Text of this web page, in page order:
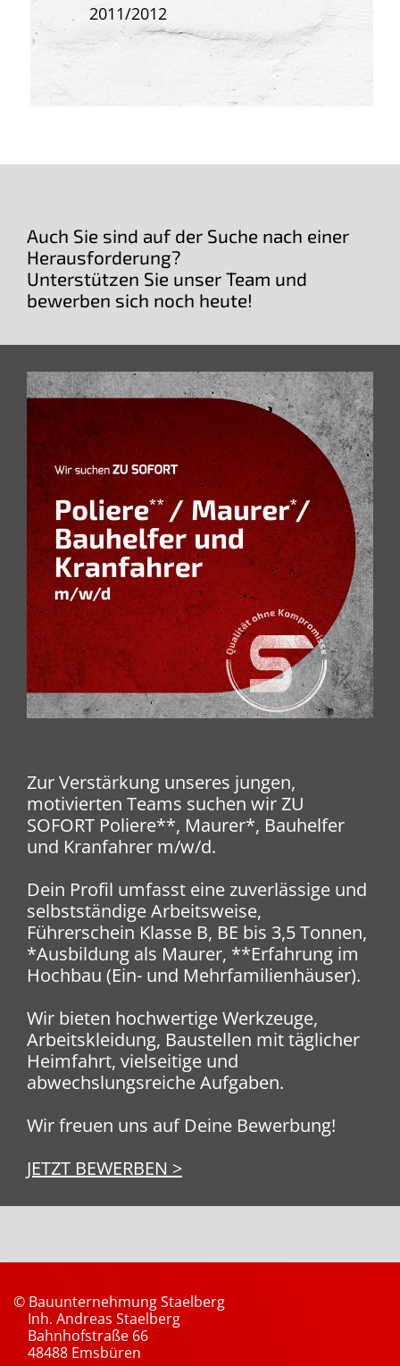
2011/2012
Auch Sie sind auf der Suche nach einer
Herausforderung?
Unterstützen Sie unser Team und
bewerben sich noch heute!
Zur Verstärkung unseres jungen,
motivierten Teams suchen wir ZU
SOFORT Poliere**, Maurer*, Bauhelfer
und Kranfahrer m/w/d.
Dein Profil umfasst eine zuverlässige und
selbstständige Arbeitsweise,
Führerschein Klasse B, BE bis 3,5 Tonnen,
*Ausbildung als Maurer, **Erfahrung im
Hochbau (Ein- und Mehrfamilienhäuser).
Wir bieten hochwertige Werkzeuge,
Arbeitskleidung, Baustellen mit täglicher
Heimfahrt, vielseitige und
abwechslungsreiche Aufgaben.
Wir freuen uns auf Deine Bewerbung!
JETZT BEWERBEN >
© Bauunternehmung Staelberg
Inh. Andreas Staelberg
Bahnhofstraße 66
48488 Emsbüren